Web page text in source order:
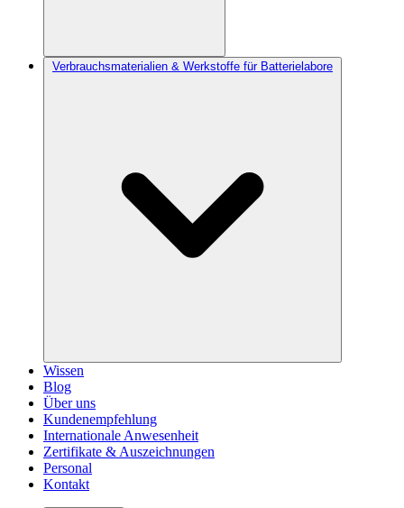
Verbrauchsmaterialien & Werkstoffe für Batterielabore
Wissen
Blog
Über uns
Kundenempfehlung
Internationale Anwesenheit
Zertifikate & Auszeichnungen
Personal
Kontakt